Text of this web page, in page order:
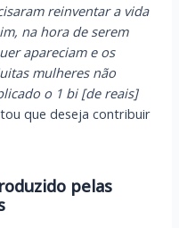
reinventar a vida
na hora de serem
apareciam e os
mulheres não
o 1 bi [de reais]
que deseja contribuir
pelas